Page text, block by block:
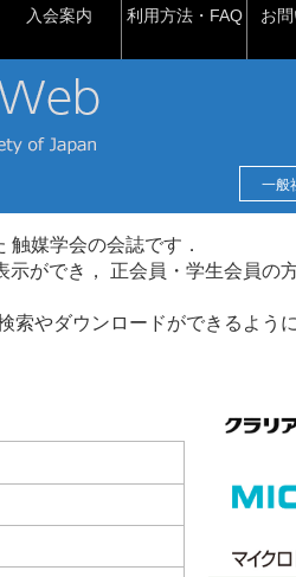
入会案内 利用方法・FAQ お
一般
触媒学会の会誌です．
ができ， 正会員・学生会員の
やダウンロードができるよう